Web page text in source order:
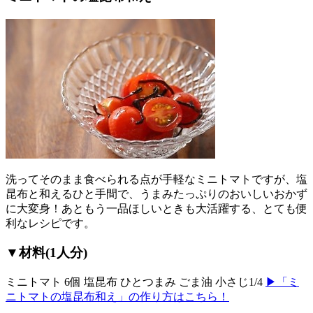
洗ってそのまま食べられる点が手軽なミニトマトですが、塩
昆布と和えるひと手間で、うまみたっぷりのおいしいおかず
に大変身！あともう一品ほしいときも大活躍する、とても便
利なレシピです。
▼材料(1人分)
ミニトマト 6個 塩昆布 ひとつまみ ごま油 小さじ1/4 ▶「ミ
ニトマトの塩昆布和え」の作り方はこちら！